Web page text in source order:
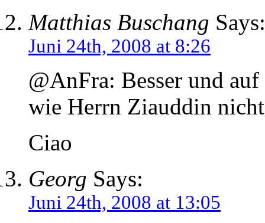
Matthias Buschang Says:
Juni 24th, 2008 at 8:26
@AnFra: Besser und
wie Herrn Ziauddin
Ciao
Georg Says:
Juni 24th, 2008 at 13:05